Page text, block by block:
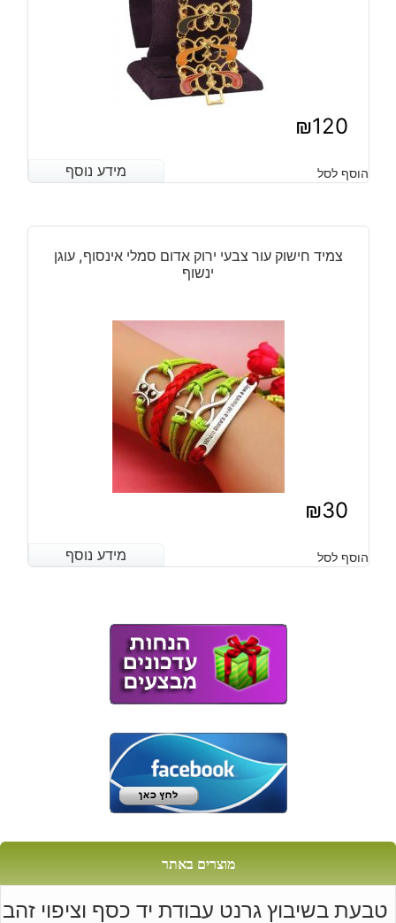
₪120
מידע נוסף הוסף לסל מידע נוסף
צמיד חישוק עור צבעי ירוק אדום סמלי אינסוף, עוגן
ינשוף
₪30
מידע נוסף הוסף לסל מידע נוסף
מוצרים באתר
טבעת בשיבוץ גרנט עבודת יד כסף וציפוי זהב